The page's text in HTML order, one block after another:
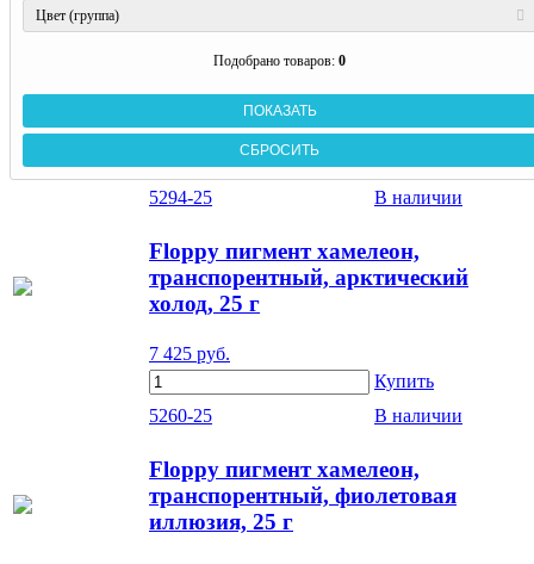
Цвет (группа)
Подобрано товаров:0
5294-25 В наличии
Floppy пигмент хамелеон,
транспорентный, арктический
холод, 25 г
7 425 руб.
Купить
5260-25
В наличии
Floppy пигмент хамелеон,
транспорентный, фиолетовая
иллюзия, 25 г